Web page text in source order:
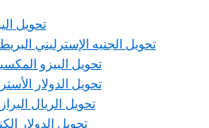
تحويل
تحويل الجنيه الإسترليني
تحويل البيزو
تحويل الدولار
تحويل الريال
تحويل الدولار